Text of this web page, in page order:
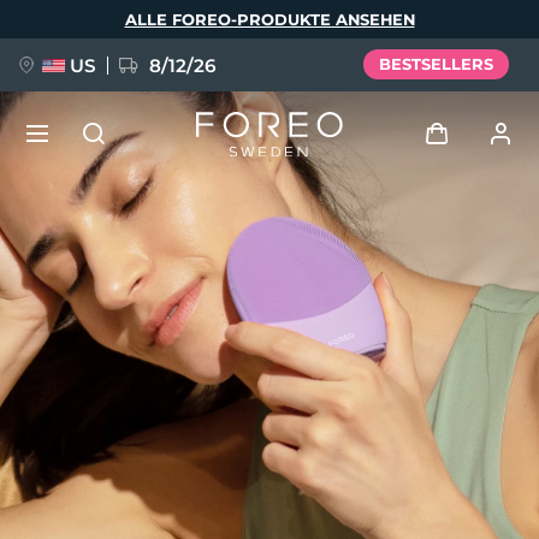
ALLE FOREO-PRODUKTE ANSEHEN
US 8/12/26 BESTSELLERS
Benutzerkonto
Meine Geräte
Meine Bestellungen
Meine Adressen
Meine Abonnements
NEU
FAQ™ Pure Beauty-Tech Elixir
BREAKING NEWS
issa™ Teeth Whitening Set
Sprache
English Deutsch
Español
Français
Italiano
Português
Svenska
Русский
Türkçe
简体中文 繁體中文